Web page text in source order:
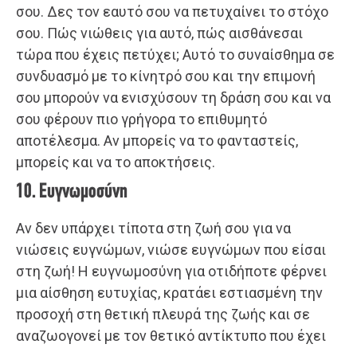
σου. Δες τον εαυτό σου να πετυχαίνει το στόχο
σου. Πώς νιώθεις για αυτό, πώς αισθάνεσαι
τώρα που έχεις πετύχει; Αυτό το συναίσθημα σε
συνδυασμό με το κίνητρό σου και την επιμονή
σου μπορούν να ενισχύσουν τη δράση σου και να
σου φέρουν πιο γρήγορα το επιθυμητό
αποτέλεσμα. Αν μπορείς να το φανταστείς,
μπορείς και να το αποκτήσεις.
10. Ευγνωμοσύνη
Αν δεν υπάρχει τίποτα στη ζωή σου για να
νιώσεις ευγνώμων, νιώσε ευγνώμων που είσαι
στη ζωή! Η ευγνωμοσύνη για οτιδήποτε φέρνει
μια αίσθηση ευτυχίας, κρατάει εστιασμένη την
προσοχή στη θετική πλευρά της ζωής και σε
αναζωογονεί με τον θετικό αντίκτυπο που έχει